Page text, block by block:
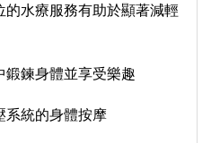
水療服務有助於顯著減輕
鍊身體並享受樂趣
系統的身體按摩